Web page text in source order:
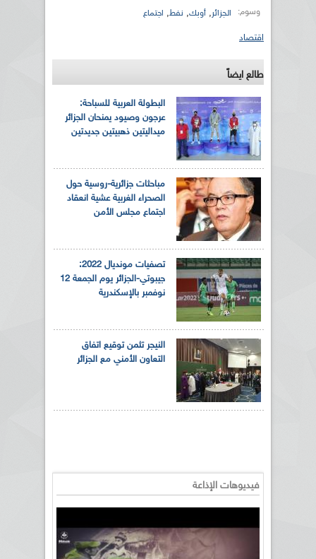
وسوم: الجزائر, أوبك, نفط, اجتماع
اقتصاد
طالع ايضاً
البطولة العربية للسباحة:
عرجون وصيود يمنحان الجزائر
ميداليتين ذهبيتين جديدتين
مباحثات جزائرية-روسية حول
الصحراء الغربية عشية انعقاد
اجتماع مجلس الأمن
تصفيات مونديال 2022:
جيبوتي-الجزائر يوم الجمعة 12
نوفمبر بالإسكندرية
النيجر تثمن توقيع اتفاق
التعاون الأمني مع الجزائر
فيديوهات الإذاعة